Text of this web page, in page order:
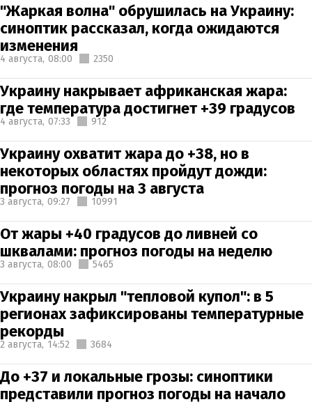
"Жаркая волна" обрушилась на Украину:
синоптик рассказал, когда ожидаются
изменения
4 августа, 08:00 2350
Украину накрывает африканская жара:
где температура достигнет +39 градусов
4 августа, 07:33 912
Украину охватит жара до +38, но в
некоторых областях пройдут дожди:
прогноз погоды на 3 августа
3 августа, 09:27 10991
От жары +40 градусов до ливней со
шквалами: прогноз погоды на неделю
3 августа, 08:00 5465
Украину накрыл "тепловой купол": в 5
регионах зафиксированы температурные
рекорды
2 августа, 14:52 3684
До +37 и локальные грозы: синоптики
представили прогноз погоды на начало